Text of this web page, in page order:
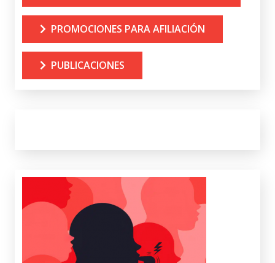
PROMOCIONES PARA AFILIACIÓN
PUBLICACIONES